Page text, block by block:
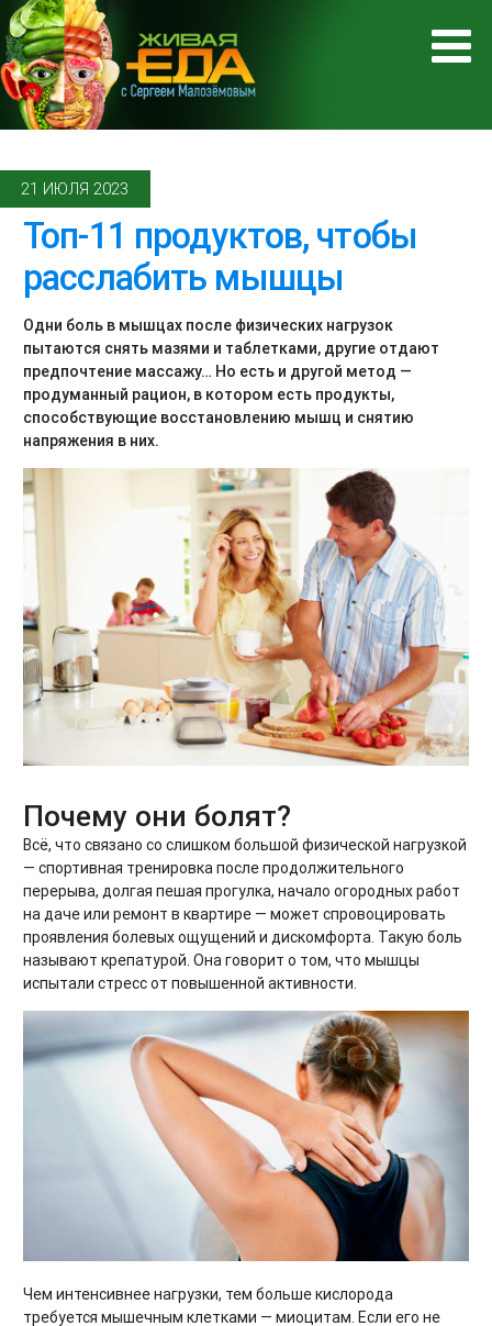
21 ИЮЛЯ 2023
Топ-11 продуктов, чтобы
расслабить мышцы
Одни боль в мышцах после физических нагрузок
пытаются снять мазями и таблетками, другие отдают
предпочтение массажу… Но есть и другой метод —
продуманный рацион, в котором есть продукты,
способствующие восстановлению мышц и снятию
напряжения в них.
Почему они болят?
Всё, что связано со слишком большой физической нагрузкой
— спортивная тренировка после продолжительного
перерыва, долгая пешая прогулка, начало огородных работ
на даче или ремонт в квартире — может спровоцировать
проявления болевых ощущений и дискомфорта. Такую боль
называют крепатурой. Она говорит о том, что мышцы
испытали стресс от повышенной активности.
Чем интенсивнее нагрузки, тем больше кислорода
требуется мышечным клетками — миоцитам. Если его не